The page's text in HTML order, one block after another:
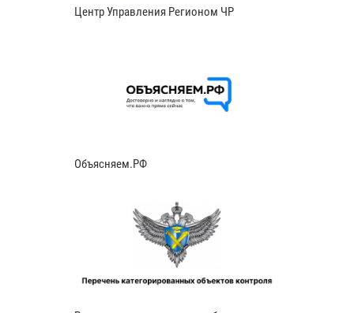
Центр Управления Регионом ЧР
Объясняем.РФ